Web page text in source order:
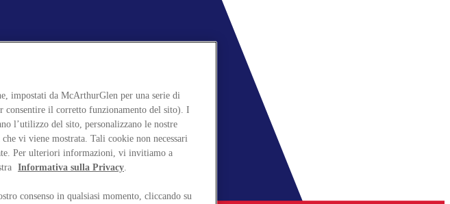
impostati da McArthurGlen per una serie di
consentire il corretto funzionamento del sito). I
l’utilizzo del sito, personalizzano le nostre
vi viene mostrata. Tali cookie non necessari
Per ulteriori informazioni, vi invitiamo a
Informativa sulla Privacy.
consenso in qualsiasi momento, cliccando su